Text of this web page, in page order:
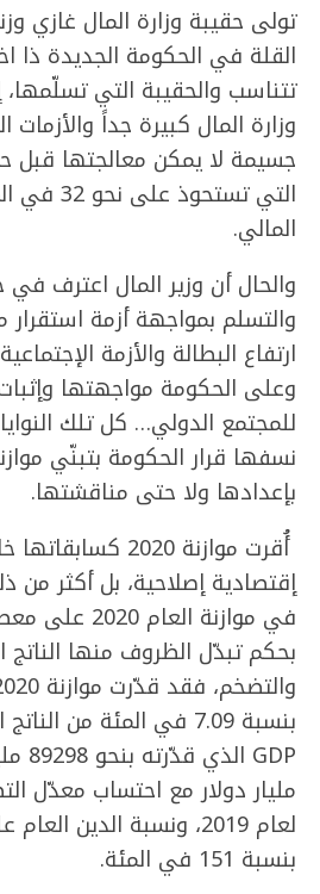
تولى حقيبة وزارة المال غازي
القلة في الحكومة الجديدة ذا
تتناسب والحقيبة التي تسلّمها،
وزارة المال كبيرة جداً والأزمات
جسيمة لا يمكن معالجتها قبل
التي
المالي.
والحال أن وزير المال اعترف
والتسلم بمواجهة أزمة استقرار
ارتفاع البطالة والأزمة
وعلى الحكومة مواجهتها
للمجتمع الدولي… كل تلك
نسفها قرار الحكومة بتبنّي
بإعدادها ولا حتى مناقشتها.
أُقرت موازنة 2020
إقتصادية إصلاحية، بل أكثر من
في موازنة
بحكم تبدّل الظروف منها الناتج
بنسبة 7.09 في المئة من
لعام 2019، ونسبة الدين
بنسبة 151 في المئة.